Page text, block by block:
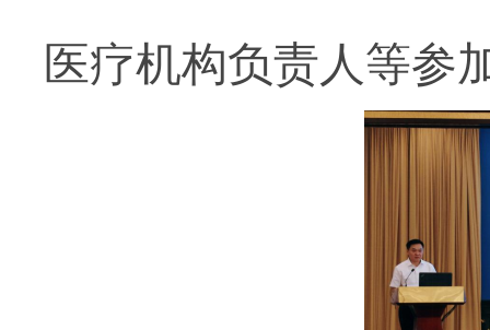
医疗机构负责人等参